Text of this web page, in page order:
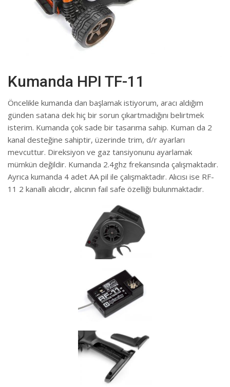
Kumanda HPI TF-11
Öncelikle kumanda dan başlamak istiyorum, aracı aldığım
günden satana dek hiç bir sorun çıkartmadığını belirtmek
isterim. Kumanda çok sade bir tasarıma sahip. Kuman da 2
kanal desteğine sahiptir, üzerinde trim, d/r ayarları
mevcuttur. Direksiyon ve gaz tansiyonunu ayarlamak
mümkün değildir. Kumanda 2.4ghz frekansında çalışmaktadır.
Ayrıca kumanda 4 adet AA pil ile çalışmaktadır. Alıcısı ise RF-
11 2 kanallı alıcıdır, alıcının fail safe özelliği bulunmaktadır.